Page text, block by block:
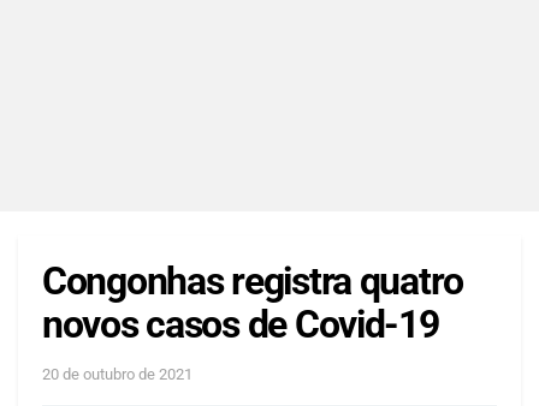
Congonhas registra quatro
novos casos de Covid-19
20 de outubro de 2021